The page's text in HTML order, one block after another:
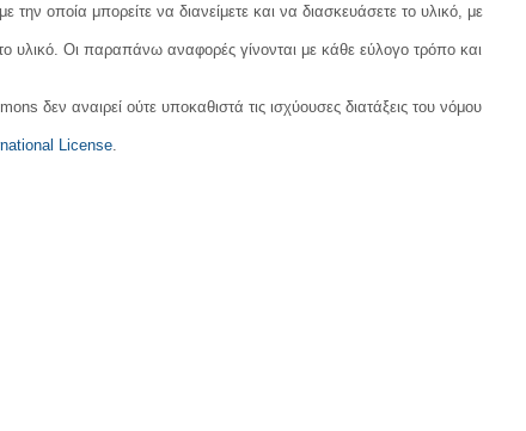
οποία μπορείτε να διανείμετε και να διασκευάσετε το υλικό, με
υλικό. Οι παραπάνω αναφορές γίνονται με κάθε εύλογο τρόπο και
δεν αναιρεί ούτε υποκαθιστά τις ισχύουσες διατάξεις του νόμου
License.